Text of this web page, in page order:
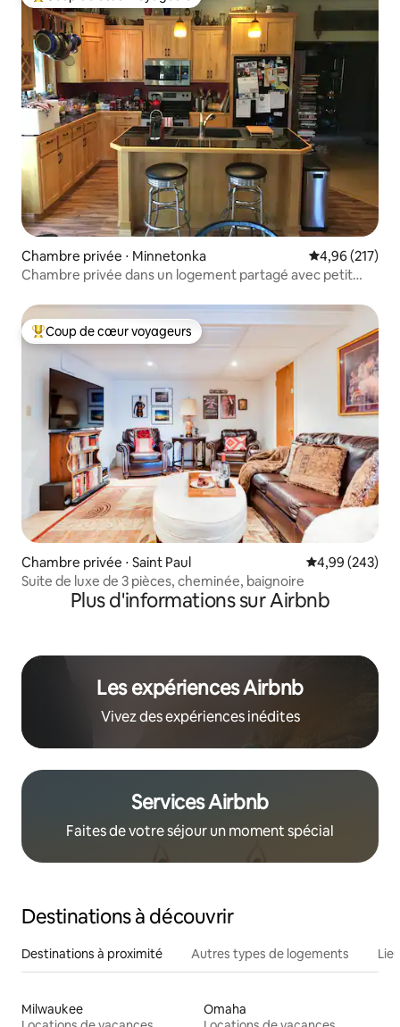
Coups de cœur voyageurs les plus appréciés
Chambre privée ⋅ Minnetonka Évaluation
4,96 (217)
Chambre privée dans un logement partagé avec petit
Coups de cœur voyageurs les plus appréciés
Coup de cœur voyageurs
Chambre privée ⋅ Saint Paul Évaluation
4,99 (243)
Suite de luxe de 3 pièces, cheminée, baignoire
Plus d'informations sur Airbnb
Les expériences Airbnb
Vivez des expériences inédites
Services Airbnb
Faites de votre séjour un moment spécial
Destinations à découvrir
Destinations à proximité Autres types de logements
Milwaukee
Omaha